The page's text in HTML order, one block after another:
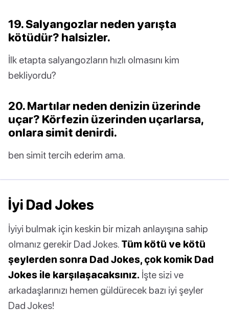
19. Salyangozlar neden yarışta
kötüdür? halsizler.
İlk etapta salyangozların hızlı olmasını kim
bekliyordu?
20. Martılar neden denizin üzerinde
uçar? Körfezin üzerinden uçarlarsa,
onlara simit denirdi.
ben simit tercih ederim ama.
İyi Dad Jokes
İyiyi bulmak için keskin bir mizah anlayışına sahip
olmanız gerekir Dad Jokes. Tüm kötü ve kötü
şeylerden sonra Dad Jokes, çok komik Dad
Jokes ile karşılaşacaksınız. İşte sizi ve
arkadaşlarınızı hemen güldürecek bazı iyi şeyler
Dad Jokes!